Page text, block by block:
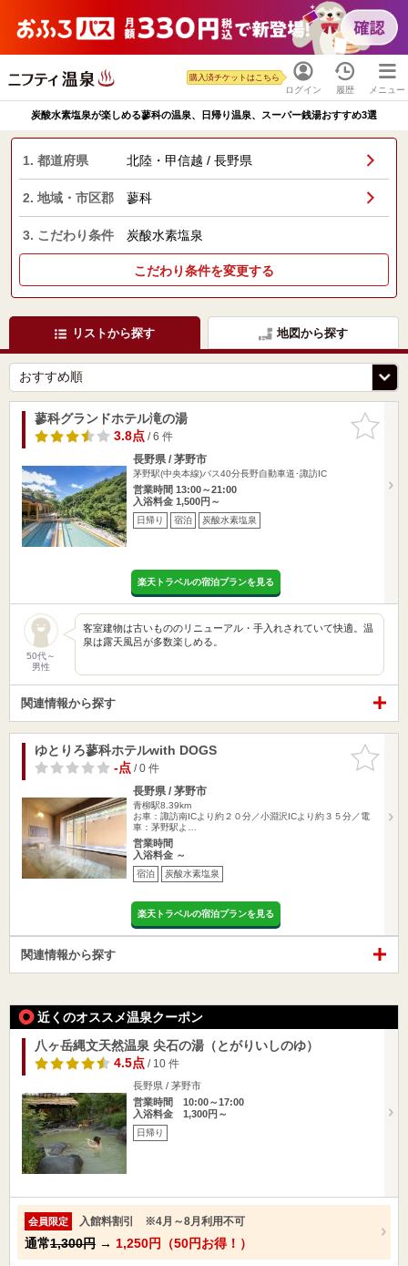
ログイン
購入済チケットはこちら
履歴 メニュー
炭酸水素塩泉が楽しめる蓼科の温泉、日帰り温泉、スーパー銭湯おすすめ3選
1. 都道府県 北陸・甲信越 / 長野県
2. 地域・市区郡 蓼科
3. こだわり条件 炭酸水素塩泉
こだわり条件を変更する
リストから探す 地図から探す
お気に入
りに追加
蓼科グランドホテル滝の湯
3.8点/ 6 件
長野県 / 茅野市
茅野駅(中央本線)バス40分長野自動車道･諏訪IC
営業時間 13:00～21:00
入浴料金 1,500円～
日帰り 宿泊 炭酸水素塩泉
楽天トラベルの宿泊プランを見る
50代～
男性
客室建物は古いもののリニューアル・手入れされていて快適。温
泉は露天風呂が多数楽しめる。
関連情報から探す
お気に入
りに追加
ゆとりろ蓼科ホテルwith DOGS
-点/ 0 件
長野県 / 茅野市
青柳駅8.39km
お車：諏訪南ICより約２０分／小淵沢ICより約３５分／電
車：茅野駅よ…
営業時間
入浴料金 ～
宿泊 炭酸水素塩泉
楽天トラベルの宿泊プランを見る
関連情報から探す
近くのオススメ温泉クーポン
八ヶ岳縄文天然温泉 尖石の湯（とがりいしのゆ）
4.5点/ 10 件
長野県 / 茅野市
営業時間 10:00～17:00
入浴料金 1,300円～
日帰り
会員限定 入館料割引 ※4月～8月利用不可
通常1,300円 → 1,250円（50円お得！）